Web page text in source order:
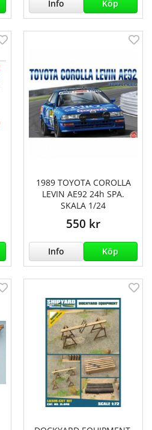
Info Köp
1989 TOYOTA COROLLA
LEVIN AE92 24h SPA.
SKALA 1/24
550 kr
Info Köp